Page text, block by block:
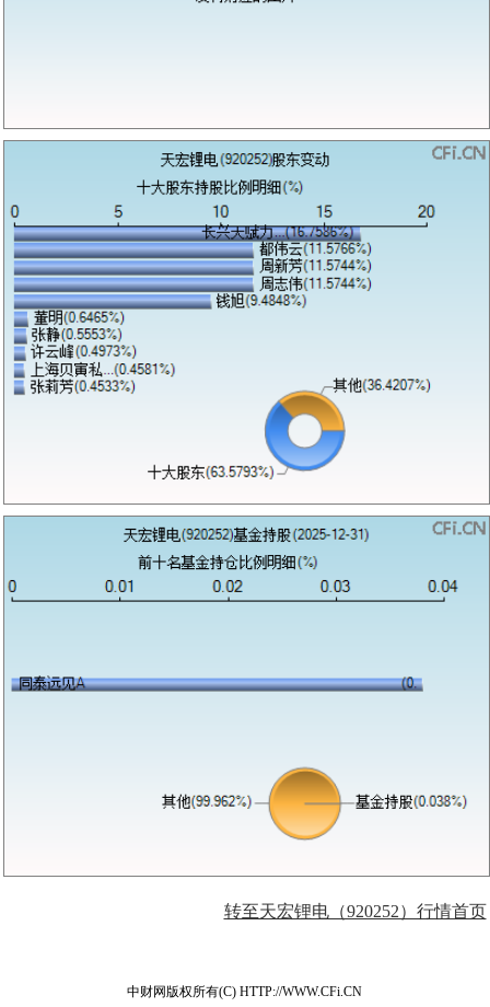
转至天宏锂电（920252）行情首页
中财网版权所有(C) HTTP://WWW.CFi.CN